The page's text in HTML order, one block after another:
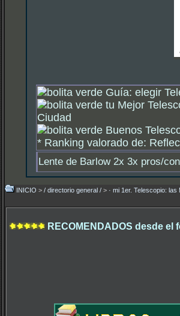
Guía: elegir
tu Mejor
Ciudad
Buenos
* Ranking valorado de:
Lente de Barlow 2x 3x pros/
INICIO > / directorio general / > · mi 1er. Telescopio:
RECOMENDADOS desde